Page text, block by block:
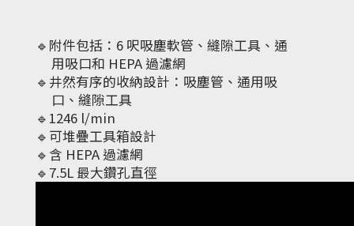
🔹附件包括：6 呎吸塵軟管、縫隙工具、通
用吸口和 HEPA 過濾網
🔹井然有序的收納設計：吸塵管、通用吸
口、縫隙工具
🔹1246 l/min
🔹可堆疊工具箱設計
🔹含 HEPA 過濾網
🔹7.5L 最大鑽孔直徑